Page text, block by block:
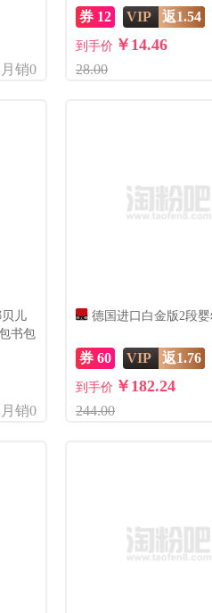
月销0
券 12 VIP 返1.54
到手价 ￥14.46
28.00
儿
书包
月销0
德国进口白金版2段
券 60 VIP 返1.76
到手价 ￥182.24
244.00